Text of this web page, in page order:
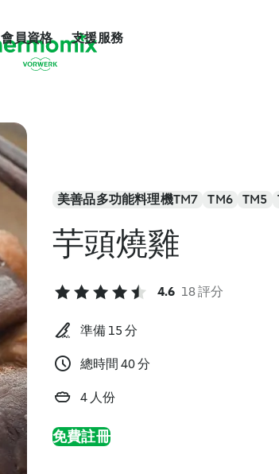
會員資格 支援服務
美善品多功能料理機TM7 TM6 TM5
芋頭燒雞
4.6 18 評分
準備 15 分
總時間 40 分
4 人份
免費註冊